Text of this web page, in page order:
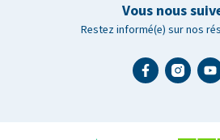
Vous nous
Restez informé(e) sur nos